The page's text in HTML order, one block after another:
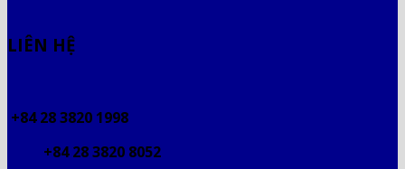
LIÊN HỆ
+84 28 3820 1998
+84 28 3820 8052